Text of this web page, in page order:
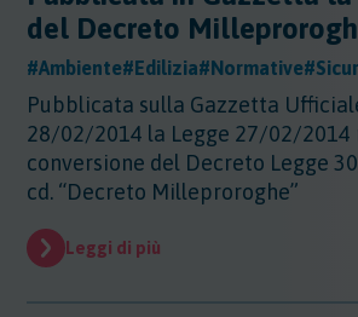
Regioni - Liguria
Regioni - Lombardia
Regioni - Marche
Regioni - Molise
Regioni - Piemonte
Regioni - Puglia
Regioni - Sardegna
Regioni - Toscana
Sicurezza - Macchine
Sicurezza - Rischio chimico
Sicurezza - Stress Lavoro-
Sicurezza - Seveso
Sicurezza - Prevenzione incendi
Sicurezza - Rumore
Sicurezza - Covid 19
Sostanze - Pericolose
Sostanze - Trasporto Merci
Sostanze - Schede di Sicurezza
Sostanze - GHS/CLP/REACH
Sostenibilità
Trasporti
Trasporti
del Decreto
#Ambiente#Edilizia#Normative
Pubblicata sulla Gazzetta
28/02/2014 la Legge 27/02/2014
conversione del Decreto Legge
cd. “Decreto Milleproroghe”
Leggi di più